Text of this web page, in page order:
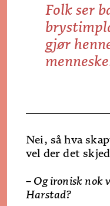
Folk ser
gjør
Nei, så hva
vel der det
– Og ironisk nok
Harstad?